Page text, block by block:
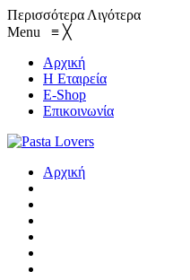
ΠερισσότεραΛιγότερα
Menu ≡ ╳
Αρχική
Η Εταιρεία
E-Shop
Επικοινωνία
Αρχική